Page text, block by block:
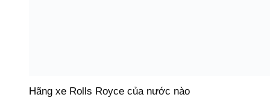
Hãng xe Rolls Royce của nước nào